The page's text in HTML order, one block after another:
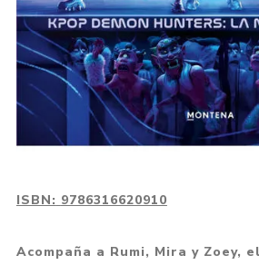
ISBN: 9786316620910
Acompaña a Rumi, Mira y Zoey,